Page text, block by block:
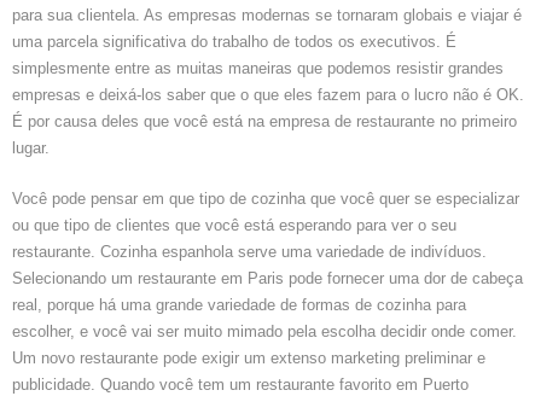
para sua clientela. As empresas modernas se tornaram globais e viajar é
uma parcela significativa do trabalho de todos os executivos. É
simplesmente entre as muitas maneiras que podemos resistir grandes
empresas e deixá-los saber que o que eles fazem para o lucro não é OK.
É por causa deles que você está na empresa de restaurante no primeiro
lugar.
Você pode pensar em que tipo de cozinha que você quer se especializar
ou que tipo de clientes que você está esperando para ver o seu
restaurante. Cozinha espanhola serve uma variedade de indivíduos.
Selecionando um restaurante em Paris pode fornecer uma dor de cabeça
real, porque há uma grande variedade de formas de cozinha para
escolher, e você vai ser muito mimado pela escolha decidir onde comer.
Um novo restaurante pode exigir um extenso marketing preliminar e
publicidade. Quando você tem um restaurante favorito em Puerto